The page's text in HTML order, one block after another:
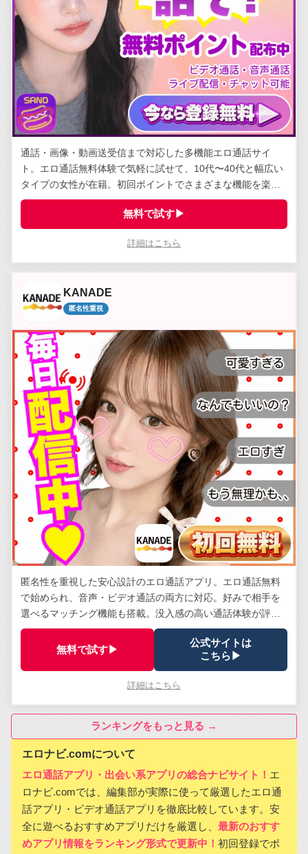
通話・画像・動画送受信まで対応した多機能エロ通話サイ
ト。エロ通話無料体験で気軽に試せて、10代〜40代と幅広い
タイプの女性が在籍。初回ポイントでさまざまな機能を楽し
める。
無料で試す▶
詳細はこちら
KANADE
匿名性重視
匿名性を重視した安心設計のエロ通話アプリ。エロ通話無料
で始められ、音声・ビデオ通話の両方に対応。好みで相手を
選べるマッチング機能も搭載。没入感の高い通話体験が評
判。
無料で試す▶
公式サイトは
こちら▶
詳細はこちら
ランキングをもっと見る →
エロナビ.comについて
エロ通話アプリ・出会い系アプリの総合ナビサイト！ エ
ロナビ.comでは、編集部が実際に使って厳選したエロ通
話アプリ・ビデオ通話アプリを徹底比較しています。安
全に遊べるおすすめアプリだけを厳選し、 最新のおすす
めアプリ情報をランキング形式で更新中！ 初回登録でポ